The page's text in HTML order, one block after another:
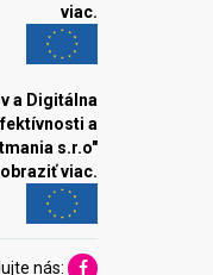
viac.
a Digitálna
a
s.r.o"
viac.
nás: